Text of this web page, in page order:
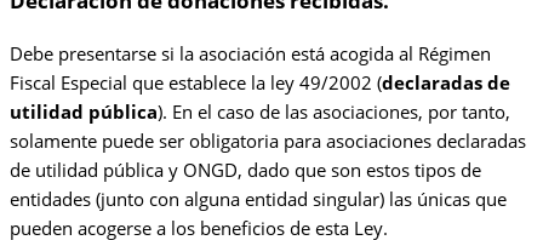
Debe presentarse si la asociación está acogida al Régimen
Fiscal Especial que establece la ley 49/2002 (declaradas de
utilidad pública). En el caso de las asociaciones, por tanto,
solamente puede ser obligatoria para asociaciones declaradas
de utilidad pública y ONGD, dado que son estos tipos de
entidades (junto con alguna entidad singular) las únicas que
pueden acogerse a los beneficios de esta Ley.